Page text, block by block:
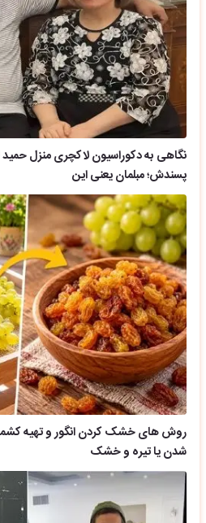
نگاهی به دکوراسیون لاکچری منزل
پسندش؛ مبلمان یعنی این
روش های خشک کردن انگور و تهیه
شدن یا تیره و خشک